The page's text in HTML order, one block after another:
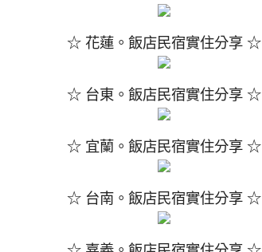
☆ 花蓮。飯店民宿實住分享 ☆
☆ 台東。飯店民宿實住分享 ☆
☆ 宜蘭。飯店民宿實住分享 ☆
☆ 台南。飯店民宿實住分享 ☆